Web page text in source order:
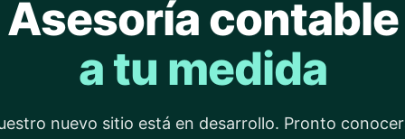
Asesoría contable
a tu medida
nuevo sitio está en desarrollo. Pronto